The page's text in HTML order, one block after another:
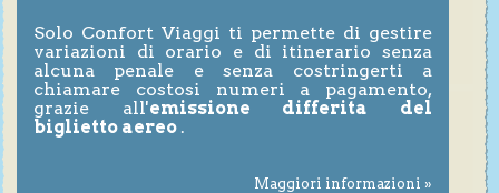
Solo Confort Viaggi ti permette di gestire
variazioni di orario e di itinerario senza
alcuna penale e senza costringerti a
chiamare costosi numeri a pagamento,
grazie all'emissione differita del
biglietto aereo .
Maggiori informazioni »